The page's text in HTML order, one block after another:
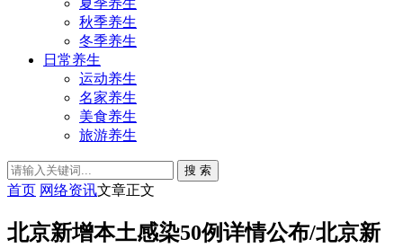
夏季养生
秋季养生
冬季养生
日常养生
运动养生
名家养生
美食养生
旅游养生
搜 索
首页 网络资讯文章正文
北京新增本土感染50例详情公布/北京新